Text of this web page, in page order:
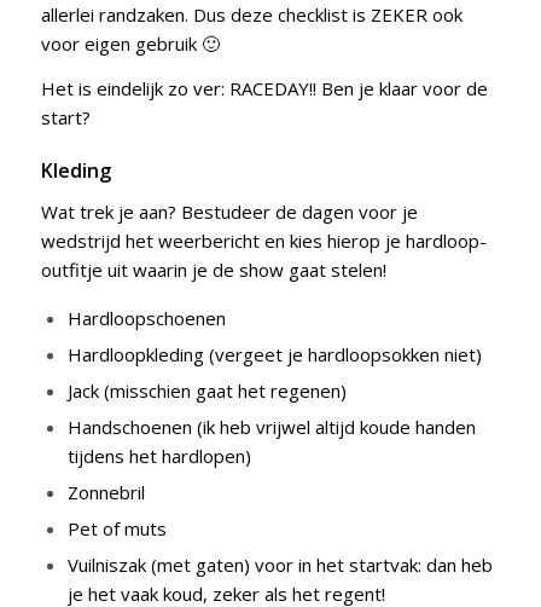
allerlei randzaken. Dus deze checklist is ZEKER ook
voor eigen gebruik 🙂
Het is eindelijk zo ver: RACEDAY!! Ben je klaar voor de
start?
Kleding
Wat trek je aan? Bestudeer de dagen voor je
wedstrijd het weerbericht en kies hierop je hardloop-
outfitje uit waarin je de show gaat stelen!
Hardloopschoenen
Hardloopkleding (vergeet je hardloopsokken niet)
Jack (misschien gaat het regenen)
Handschoenen (ik heb vrijwel altijd koude handen
tijdens het hardlopen)
Zonnebril
Pet of muts
Vuilniszak (met gaten) voor in het startvak: dan heb
je het vaak koud, zeker als het regent!